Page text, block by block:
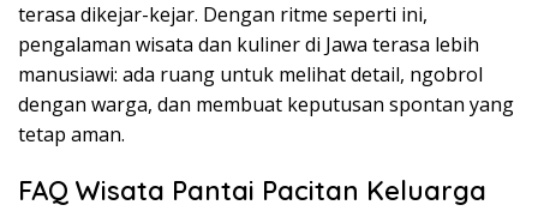
terasa dikejar-kejar. Dengan ritme seperti ini,
pengalaman wisata dan kuliner di Jawa terasa lebih
manusiawi: ada ruang untuk melihat detail, ngobrol
dengan warga, dan membuat keputusan spontan yang
tetap aman.
FAQ Wisata Pantai Pacitan Keluarga